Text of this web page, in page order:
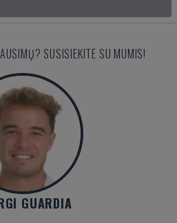
SUSISIEKITE SU MUMIS!
GUARDIA